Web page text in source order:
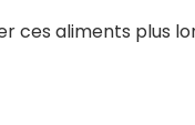
ces aliments plus